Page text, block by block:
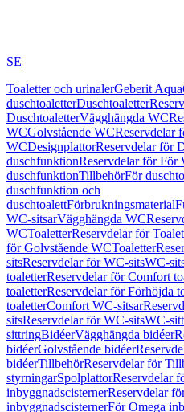
SE
Toaletter och urinalerGeberit
duschtoaletterDuschtoaletter
DuschtoaletterVägghängda WC
WCGolvstående WCReservdelar
WCDesignplattorReservdelar för
duschfunktionReservdelar för För
duschfunktionTillbehörFör
duschfunktion och
duschtoalettFörbrukningsmaterial
WC-sitsarVägghängda WC
WCToaletterReservdelar för
för Golvstående WCToaletter
sitsReservdelar för WC-sitsWC-
toaletterReservdelar för Comfort
toaletterReservdelar för Förhöjda
toaletterComfort WC-sitsar
sitsReservdelar för WC-sitsWC-
sittringBidéerVägghängda bidéer
bidéerGolvstående bidéer
bidéerTillbehörReservdelar för
styrningarSpolplattorReservdelar
inbyggnadscisternerReservdelar
inbyggnadscisternerFör Omega